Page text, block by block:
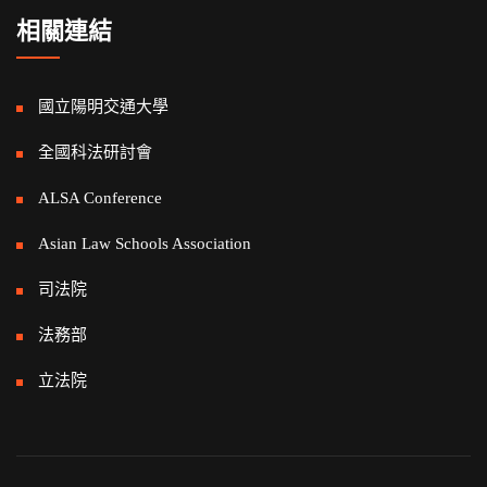
相關連結
國立陽明交通大學
全國科法研討會
ALSA Conference
Asian Law Schools Association
司法院
法務部
立法院